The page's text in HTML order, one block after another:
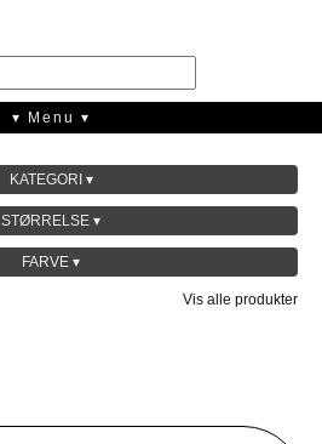
▾ Menu ▾
KATEGORI ▾
STØRRELSE ▾
FARVE ▾
Vis alle produkter